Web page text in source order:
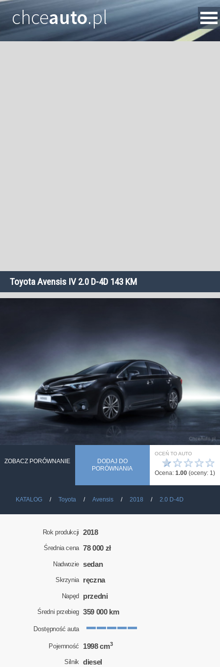
chceauto.pl
Toyota Avensis IV 2.0 D-4D 143 KM
ZOBACZ PORÓWNANIE
DODAJ DO
PORÓWNANIA
OCEŃ TO AUTO
☆
☆
☆
☆
★
Ocena: 1.00 (oceny: 1)
KATALOG Toyota Avensis 2018 2.0 D-4D
Rok produkcji 2018
Średnia cena 78 000 zł
Nadwozie sedan
Skrzynia ręczna
Napęd przedni
Średni przebieg 359 000 km
Dostępność auta
Pojemność 1998 cm3
Silnik diesel